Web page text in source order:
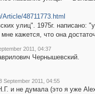
48711773.html
улиц". 1975г. написано:
кажется, что она
2011, 04:37
Чернышевский.
September 2011, 04:55
и не думала (это я уже